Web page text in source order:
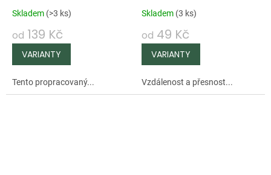
Skladem (>3 ks)
od 139 Kč
Tento propracovaný...
Skladem (3 ks)
od 49 Kč
Vzdálenost a přesnost...